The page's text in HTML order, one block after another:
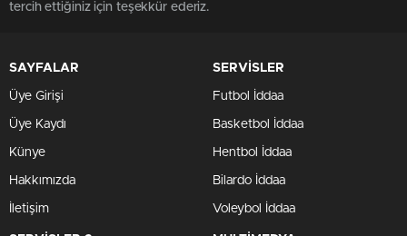
tercih ettiğiniz için teşekkür ederiz.
SAYFALAR
Üye Girişi
Üye Kaydı
Künye
Hakkımızda
İletişim
SERVİSLER
Futbol İddaa
Basketbol İddaa
Hentbol İddaa
Bilardo İddaa
Voleybol İddaa